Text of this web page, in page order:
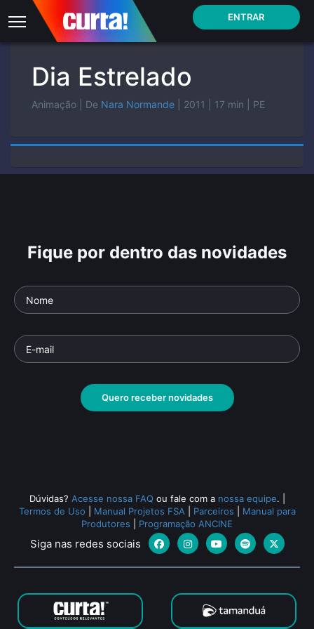
ENTRAR
Dia Estrelado
Animação | De Nara Normande | 2011 | 17 min | PE
Fique por dentro das novidades
Quero receber novidades
Dúvidas? Acesse nossa FAQ ou fale com a nossa equipe.
Termos de Uso
Manual Projetos FSA Parceiros
Manual para
Produtores
Programação ANCINE
Siga nas redes sociais